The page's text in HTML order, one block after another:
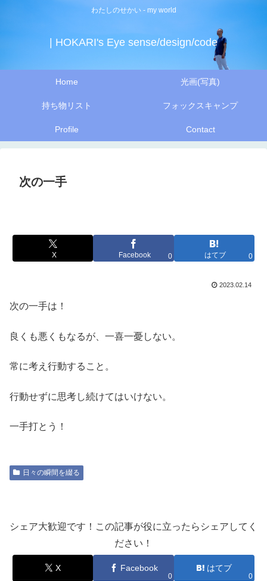
わたしのせかい - my world
| HOKARI's Eye sense/design/code
Home 光画(写真)
持ち物リスト フォックスキャンプ
Profile Contact
次の一手
X Facebook 0 はてブ 0
2023.02.14
次の一手は！
良くも悪くもなるが、一喜一憂しない。
常に考え行動すること。
行動せずに思考し続けてはいけない。
一手打とう！
日々の瞬間を綴る
シェア大歓迎です！この記事が役に立ったらシェアしてく
ださい！
X Facebook
0
はてブ
0